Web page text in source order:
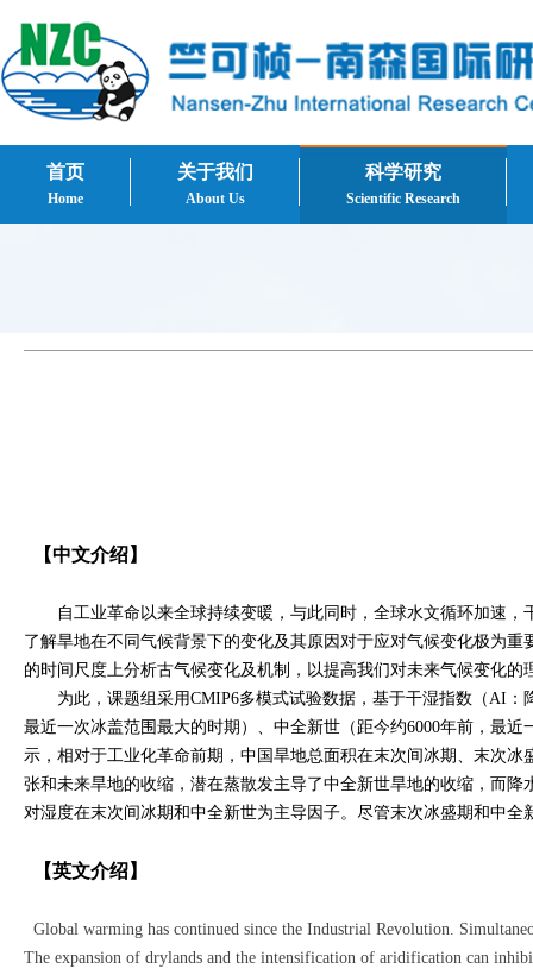
首页
Home
关于我们
About Us
科学研究
Scientific Research
【中文介绍】
自工业革命以来全球持续变暖，与此同时，全球水文循环加速，
了解旱地在不同气候背景下的变化及其原因对于应对气候变化极为
的时间尺度上分析古气候变化及机制，以提高我们对未来气候变化的
为此，课题组采用CMIP6多模式试验数据，基于干湿指数（AI：
最近一次冰盖范围最大的时期）、中全新世（距今约6000年前，最近
示，相对于工业化革命前期，中国旱地总面积在末次间冰期、末次
张和未来旱地的收缩，潜在蒸散发主导了中全新世旱地的收缩，而
对湿度在末次间冰期和中全新世为主导因子。尽管末次冰盛期和中
【英文介绍】
Global warming has continued since the Industrial Revolution.
The expansion of drylands and the intensification of aridification can